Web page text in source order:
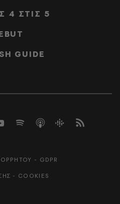
4 ΣΤΙΣ 5
GUIDE
- GDPR
- COOKIES